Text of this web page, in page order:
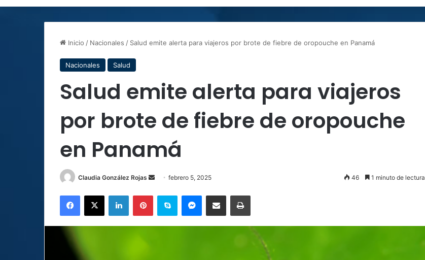
Inicio / Nacionales / Salud emite alerta para viajeros por brote de fiebre de oropouche en Panamá
Nacionales Salud
Salud emite alerta para viajeros
por brote de fiebre de oropouche
en Panamá
Claudia González Rojas
Send
email
febrero 5, 2025 46 1 minuto de lectura
Facebook
X LinkedInPinterestSkype MessengerCompartir por correo electrónicoImprimir